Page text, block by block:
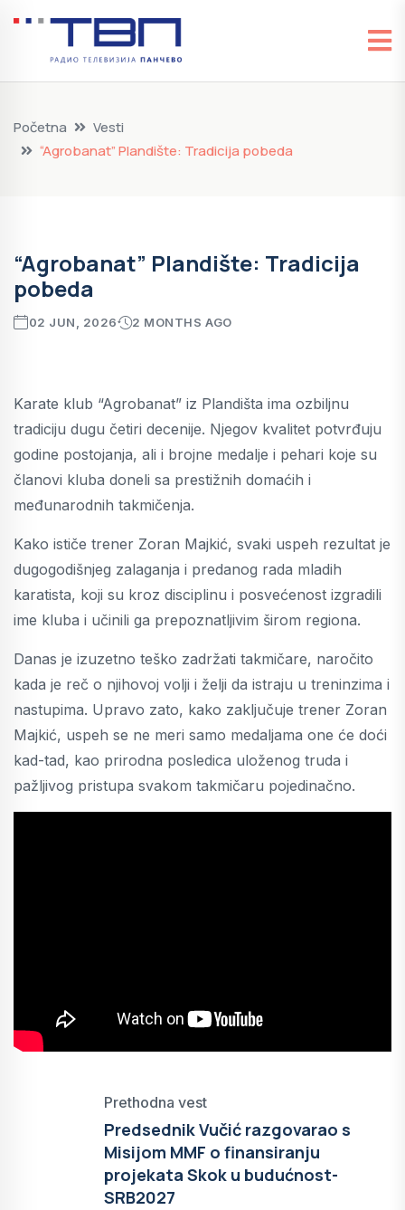
Početna
Vesti
“Agrobanat” Plandište: Tradicija pobeda
“Agrobanat” Plandište: Tradicija
pobeda
02 JUN, 2026 2 MONTHS AGO
Karate klub “Agrobanat” iz Plandišta ima ozbiljnu
tradiciju dugu četiri decenije. Njegov kvalitet potvrđuju
godine postojanja, ali i brojne medalje i pehari koje su
članovi kluba doneli sa prestižnih domaćih i
međunarodnih takmičenja.
Kako ističe trener Zoran Majkić, svaki uspeh rezultat je
dugogodišnjeg zalaganja i predanog rada mladih
karatista, koji su kroz disciplinu i posvećenost izgradili
ime kluba i učinili ga prepoznatljivim širom regiona.
Danas je izuzetno teško zadržati takmičare, naročito
kada je reč o njihovoj volji i želji da istraju u treninzima i
nastupima. Upravo zato, kako zaključuje trener Zoran
Majkić, uspeh se ne meri samo medaljama one će doći
kad-tad, kao prirodna posledica uloženog truda i
pažljivog pristupa svakom takmičaru pojedinačno.
Prethodna vest
Predsednik Vučić razgovarao s
Misijom MMF o finansiranju
projekata Skok u budućnost-
SRB2027